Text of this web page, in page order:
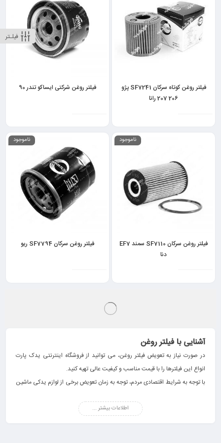
فیلـتر
فیلتر روغن کوتاه سرکان SF7241 پژو
206 207 رانا
فیلتر روغن شرکتی ایساکو تندر 90
ناموجود
فیلتر روغن سرکان SF7110 سمند EF7
دنا
ناموجود
فیلتر روغن سرکان SF7794 ریو
آشنایی با فیلتر روغن
در صورت نیاز به تعویض فیلتر روغن، می توانید از فروشگاه اینترنتی یدک پارت
انواع این فیلترها را با قیمت مناسب و کیفیت عالی تهیه کنید.
با توجه به شرایط اقتصادی مردم، توجه به زمان تعویض برخی از لوازم یدکی ماشین
آلاینده های مختلف به داخل روغن موتور خودرو جلوگیری کند. به همین خاطر لازم
اطلاعات بیشتر ...